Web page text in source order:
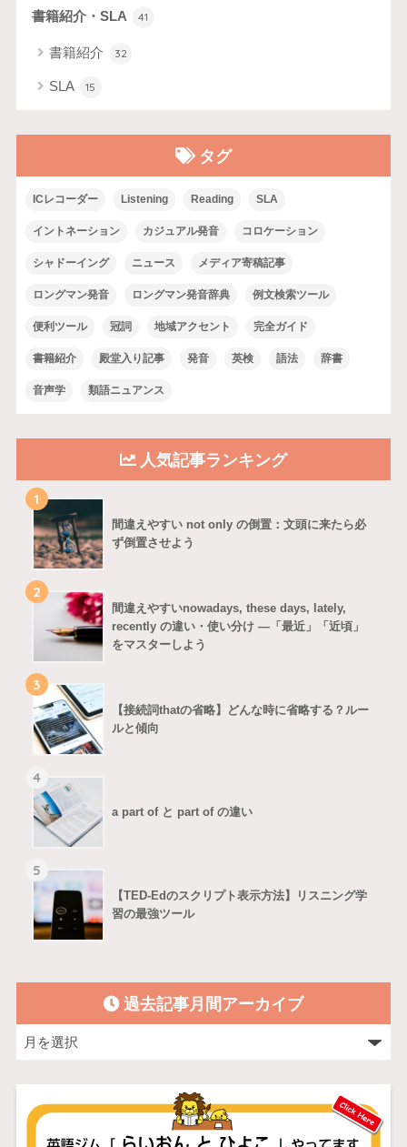
書籍紹介・SLA 41
書籍紹介 32
SLA 15
タグ
ICレコーダー Listening Reading SLA
イントネーション カジュアル発音 コロケーション
シャドーイング ニュース メディア寄稿記事
ロングマン発音 ロングマン発音辞典 例文検索ツール
便利ツール 冠詞 地域アクセント 完全ガイド
書籍紹介 殿堂入り記事 発音 英検 語法 辞書
音声学 類語ニュアンス
人気記事ランキング
1
間違えやすい not only の倒置：文頭に来たら必
ず倒置させよう
2
間違えやすいnowadays, these days, lately,
recently の違い・使い分け ―「最近」「近頃」
をマスターしよう
3
【接続詞thatの省略】どんな時に省略する？ルー
ルと傾向
4
a part of と part of の違い
5
【TED-Edのスクリプト表示方法】リスニング学
習の最強ツール
過去記事月間アーカイブ